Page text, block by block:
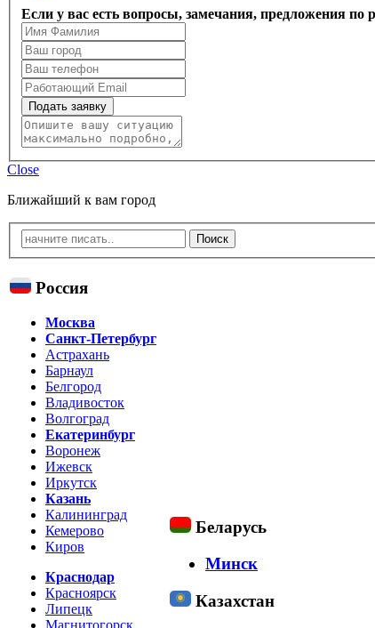
Если у вас есть вопросы, замечания, предложения
Подать заявку
Close
Ближайший к вам город
Россия
Москва
Санкт-Петербург
Астрахань
Барнаул
Белгород
Владивосток
Волгоград
Екатеринбург
Воронеж
Ижевск
Иркутск
Казань
Калининград
Кемерово
Киров
Краснодар
Красноярск
Липецк
Магнитогорск
Беларусь
Минск
Казахстан